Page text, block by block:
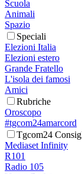
Scuola
Animali
Spazio
Speciali
Elezioni Italia
Elezioni estero
Grande Fratello
L'isola dei famosi
Amici
Rubriche
Oroscopo
#tgcom24amarcord
Tgcom24
Mediaset Infinity
R101
Radio 105